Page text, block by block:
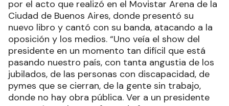
por el acto que realizó en el Movistar Arena de la
Ciudad de Buenos Aires, donde presentó su
nuevo libro y cantó con su banda, atacando a la
oposición y los medios. “Uno veía el show del
presidente en un momento tan difícil que está
pasando nuestro país, con tanta angustia de los
jubilados, de las personas con discapacidad, de
pymes que se cierran, de la gente sin trabajo,
donde no hay obra pública. Ver a un presidente